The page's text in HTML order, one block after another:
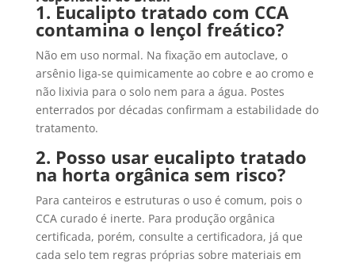
1. Eucalipto tratado com CCA
contamina o lençol freático?
Não em uso normal. Na fixação em autoclave, o
arsênio liga-se quimicamente ao cobre e ao cromo e
não lixivia para o solo nem para a água. Postes
enterrados por décadas confirmam a estabilidade do
tratamento.
2. Posso usar eucalipto tratado
na horta orgânica sem risco?
Para canteiros e estruturas o uso é comum, pois o
CCA curado é inerte. Para produção orgânica
certificada, porém, consulte a certificadora, já que
cada selo tem regras próprias sobre materiais em